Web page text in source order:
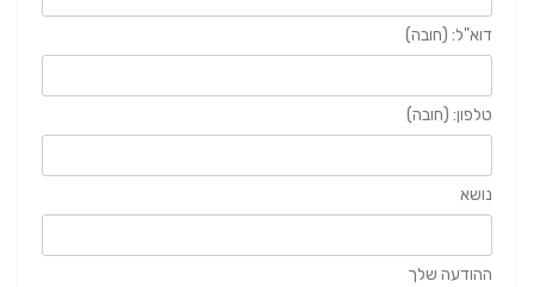
דוא"ל: (חובה)
טלפון: (חובה)
נושא
ההודעה שלך